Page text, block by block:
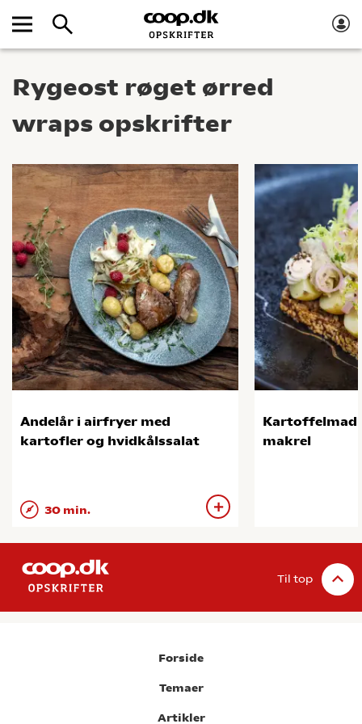
Rygeost røget ørred
wraps opskrifter
Andelår i airfryer med
kartofler og hvidkålssalat
30 min.
Kartoffelmad
makrel
Til top
Forside
Temaer
Artikler